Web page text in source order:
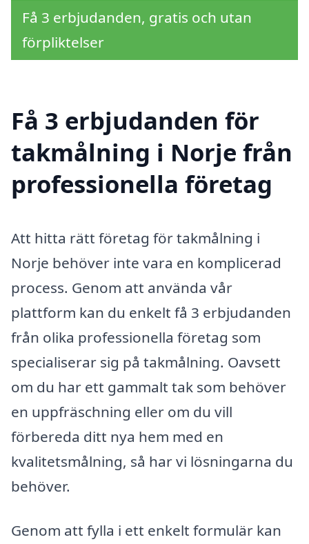
Få 3 erbjudanden, gratis och utan
förpliktelser
Få 3 erbjudanden för
takmålning i Norje från
professionella företag
Att hitta rätt företag för takmålning i
Norje behöver inte vara en komplicerad
process. Genom att använda vår
plattform kan du enkelt få 3 erbjudanden
från olika professionella företag som
specialiserar sig på takmålning. Oavsett
om du har ett gammalt tak som behöver
en uppfräschning eller om du vill
förbereda ditt nya hem med en
kvalitetsmålning, så har vi lösningarna du
behöver.
Genom att fylla i ett enkelt formulär kan